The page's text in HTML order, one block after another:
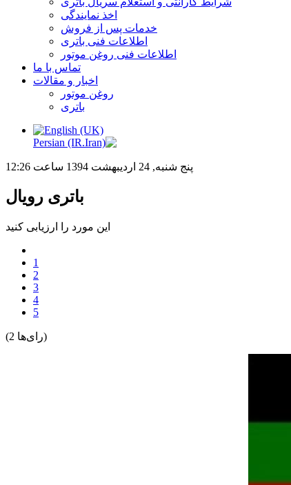
اخذ نمایندگی
خدمات پس از فروش
اطلاعات فنی باتری
اطلاعات فنی روغن موتور
تماس با ما
اخبار و مقالات
روغن موتور
باتری
پنج شنبه, 24 ارديبهشت 1394 ساعت 12:26
باتری رویال
این مورد را ارزیابی کنید
1
2
3
4
5
(2 رای‌ها)